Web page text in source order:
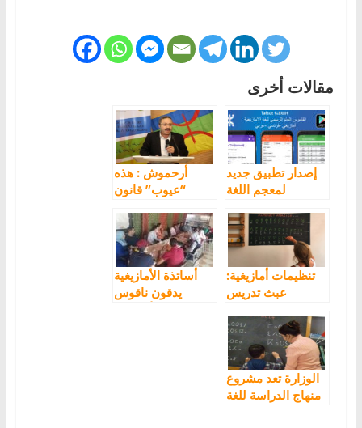
مقالات أخرى
إصدار تطبيق جديد
لمعجم اللغة
أرحموش : هذه
“عيوب” قانون
وقف سدا منيعا ضد
مطالب الحركة
الأمازيغية
تنظيمات أمازيغية:
عبث تدريس
مرحليا بل أصبح
قاعدة تهدف إلى
“إبادة” اللغة
الأمازيغية
أساتذة الأمازيغية
يدقون ناقوس
الوزارة تعد مشروع
منهاج الدراسة للغة